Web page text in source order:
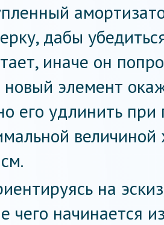
дабы
иначе он
новый элемент
его удлинить
на
чего начинается